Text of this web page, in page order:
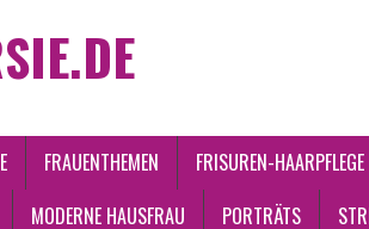
FRAUENTHEMEN FRISUREN-HAARPFLEGE
MODERNE HAUSFRAU PORTRÄTS